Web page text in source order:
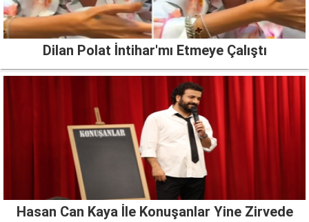
Dilan Polat İntihar'mı Etmeye Çalıştı
Hasan Can Kaya İle Konuşanlar Yine Zirvede